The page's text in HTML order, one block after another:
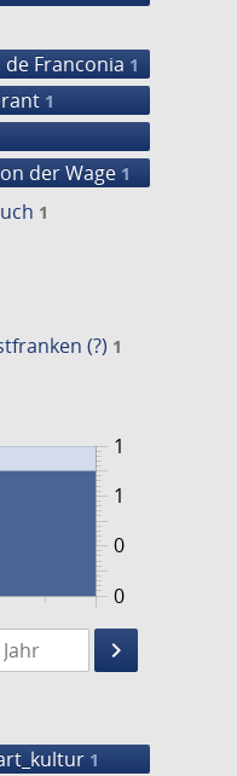
Franconia 1
1
der Wage 1
1
(?) 1
0
1
0
1
1475
keyboard_arrow_right
Suche
1